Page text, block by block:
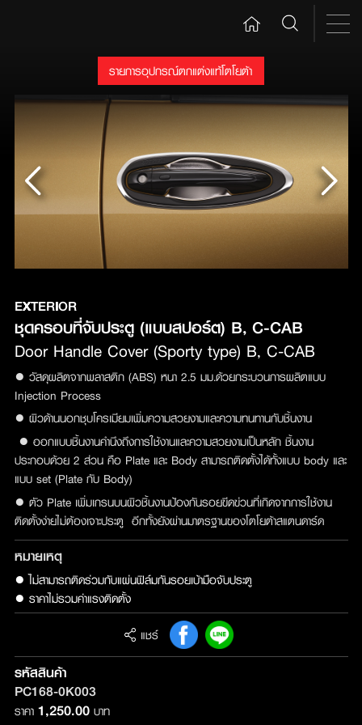
รายการอุปกรณ์ตกแต่งแท้โตโยต้า
EXTERIOR
● วัสดุผลิตจากพลาสติก (ABS) หนา 2.5 มม.ด้วยกระบวนการผลิตแบบ
Injection Process
● ผิวด้านนอกชุบโครเมียมเพิ่มความสวยงามและความทนทานกับชิ้นงาน
● ออกแบบชิ้นงานคำนึงถึงการใช้งานและความสวยงามเป็นหลัก ชิ้นงาน
ประกอบด้วย 2 ส่วน คือ Plate และ Body สามารถติดตั้งได้ทั้งแบบ body และ
แบบ set (Plate กับ Body)
● ตัว Plate เพิ่มเกรนบนผิวชิ้นงานป้องกันรอยขีดข่วนที่เกิดจากการใช้งาน
ติดตั้งง่ายไม่ต้องเจาะประตู อีกทั้งยังผ่านมาตรฐานของโตโยต้าสแตนดาร์ด
หมายเหตุ
● ไม่สามารถติดร่วมกับแผ่นฟิล์มกันรอยเบ้ามือจับประตู
● ราคาไม่รวมค่าแรงติดตั้ง
แชร์
รหัสสินค้า
PC168-0K003
ราคา 1,250.00บาท